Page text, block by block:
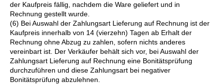
der Kaufpreis fällig, nachdem die Ware geliefert und in
Rechnung gestellt wurde.
(6) Bei Auswahl der Zahlungsart Lieferung auf Rechnung ist der
Kaufpreis innerhalb von 14 (vierzehn) Tagen ab Erhalt der
Rechnung ohne Abzug zu zahlen, sofern nichts anderes
vereinbart ist. Der Verkäufer behält sich vor, bei Auswahl der
Zahlungsart Lieferung auf Rechnung eine Bonitätsprüfung
durchzuführen und diese Zahlungsart bei negativer
Bonitätsprüfung abzulehnen.